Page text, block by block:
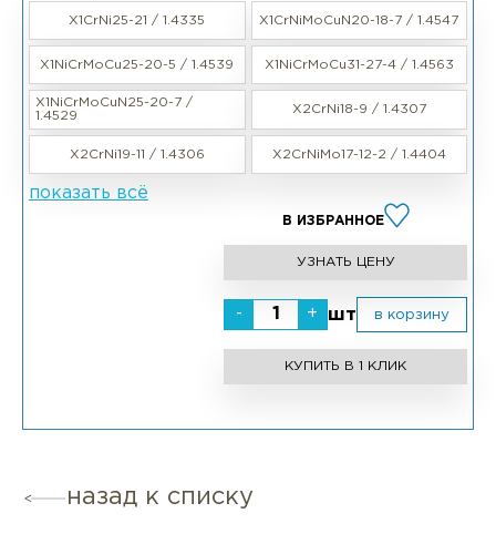
X1CrNi25-21 / 1.4335 X1CrNiMoCuN20-18-7 / 1.4547
X1NiCrMoCu25-20-5 / 1.4539 X1NiCrMoCu31-27-4 / 1.4563
X1NiCrMoCuN25-20-7 /
1.4529
X2CrNi18-9 / 1.4307
X2CrNi19-11 / 1.4306 X2CrNiMo17-12-2 / 1.4404
показать всё
В ИЗБРАННОЕ
УЗНАТЬ ЦЕНУ
- + шт в корзину
КУПИТЬ В 1 КЛИК
назад к списку